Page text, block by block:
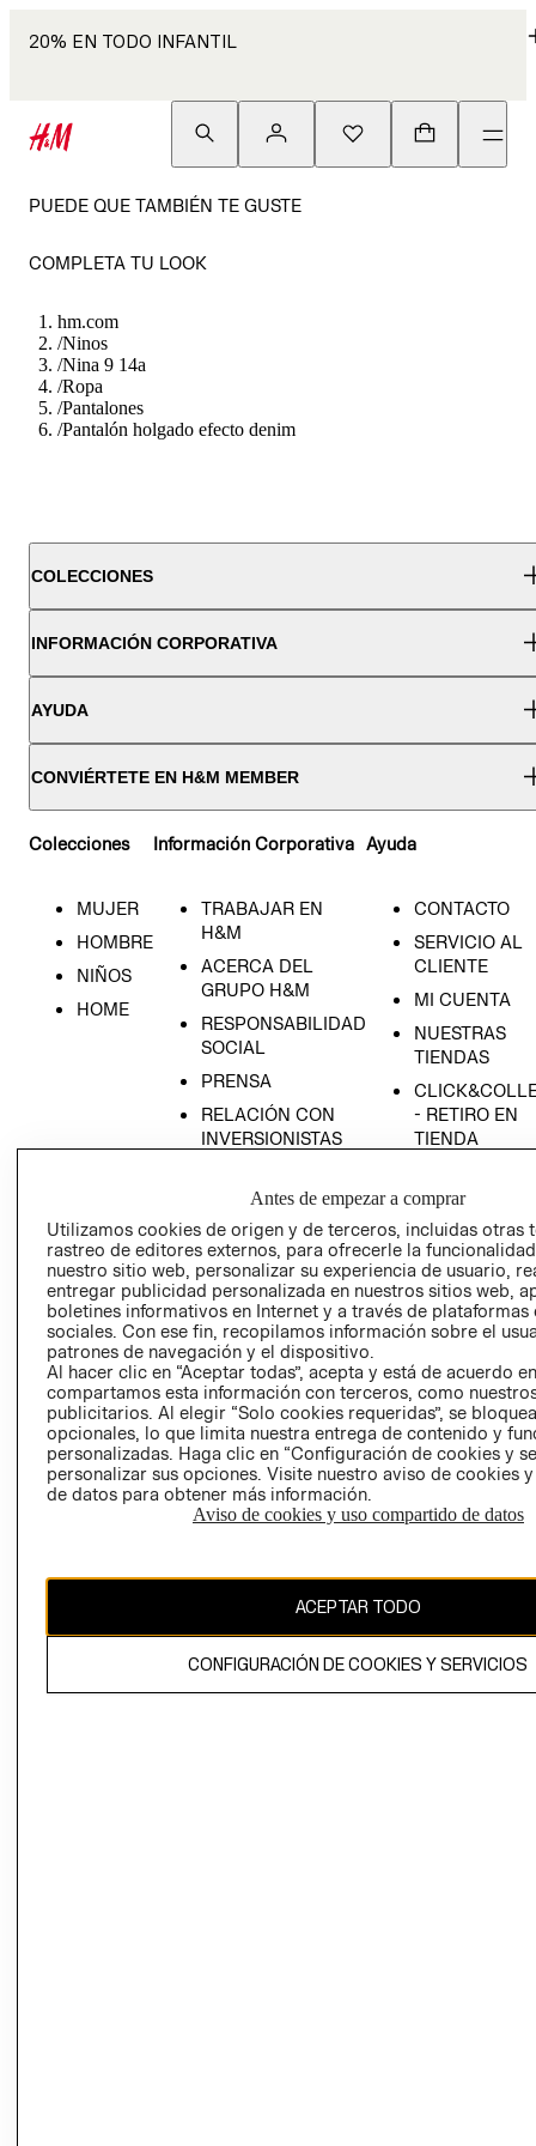
20% EN TODO INFANTIL
PUEDE QUE TAMBIÉN TE GUSTE
COMPLETA TU LOOK
hm.com
/Ninos
/Nina 9 14a
/Ropa
/Pantalones
/Pantalón holgado efecto denim
COLECCIONES
INFORMACIÓN CORPORATIVA
AYUDA
CONVIÉRTETE EN H&M MEMBER
Colecciones
MUJER
HOMBRE
NIÑOS
HOME
Información Corporativa
TRABAJAR EN
H&M
ACERCA DEL
GRUPO H&M
RESPONSABILIDAD
SOCIAL
PRENSA
RELACIÓN CON
INVERSIONISTAS
EMPRESARIAL
Ayuda
CONTACTO
SERVICIO AL
CLIENTE
MI CUENTA
NUESTRAS
TIENDAS
- RETIRO EN
TIENDA
CONDICIONES
AVISO DE
PRIVACIDAD
GIFT CARD
AVISO DE
COOKIES
El contenido de esta página web está protegido por copyright y es
Antes de empezar a comprar
Utilizamos cookies de origen y de terceros, incluidas otras
rastreo de editores externos, para ofrecerle la
nuestro sitio web, personalizar su experiencia de usuario,
entregar publicidad personalizada en nuestros sitios web,
boletines informativos en Internet y a través de plataformas
sociales. Con ese fin, recopilamos información sobre el
patrones de navegación y el dispositivo.
Al hacer clic en “Aceptar todas”, acepta y está de acuerdo
compartamos esta información con terceros, como
publicitarios. Al elegir “Solo cookies requeridas”, se
opcionales, lo que limita nuestra entrega de contenido y
personalizadas. Haga clic en “Configuración de cookies y
personalizar sus opciones. Visite nuestro aviso de cookies
de datos para obtener más información.
Aviso de cookies y uso compartido de datos
ACEPTAR TODO
CONFIGURACIÓN DE COOKIES Y SERVICIOS